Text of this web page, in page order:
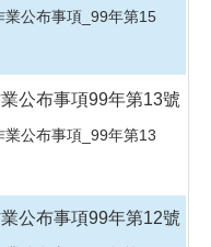
業公布事項_99年第15
公布事項99年第13號
業公布事項_99年第13
公布事項99年第12號